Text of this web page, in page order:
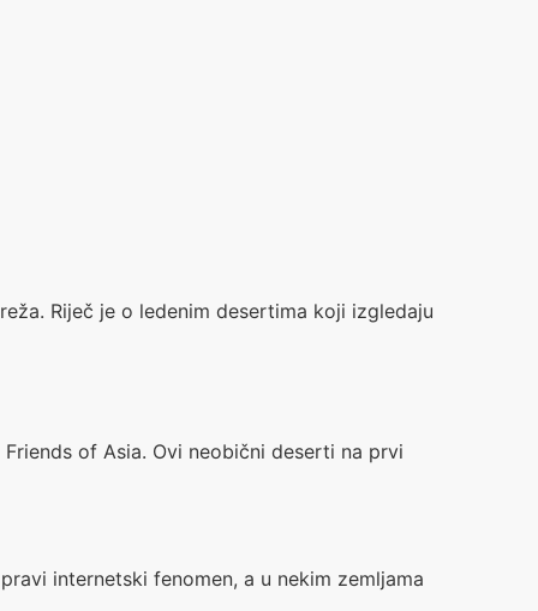
Riječ je o ledenim desertima koji izgledaju
of Asia. Ovi neobični deserti na prvi
internetski fenomen, a u nekim zemljama